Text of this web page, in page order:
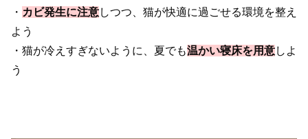
・ カビ発生に注意しつつ、猫が快適に過ごせる環境を整え
よう
・猫が冷えすぎないように、夏でも温かい寝床を用意しよ
う